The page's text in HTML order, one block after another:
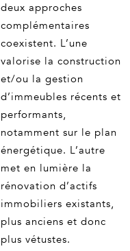
deux approches
complémentaires
coexistent. L’une
valorise la construction
et/ou la gestion
d’immeubles récents et
performants,
notamment sur le plan
énergétique. L’autre
met en lumière la
rénovation d’actifs
immobiliers existants,
plus anciens et donc
plus vétustes.